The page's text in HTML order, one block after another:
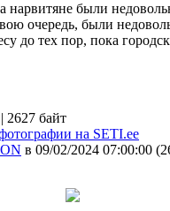
нарвитяне были
очередь, были
до тех пор, пока
| 2627 байт
на SETI.ee
в 09/02/2024 07:00:00 (